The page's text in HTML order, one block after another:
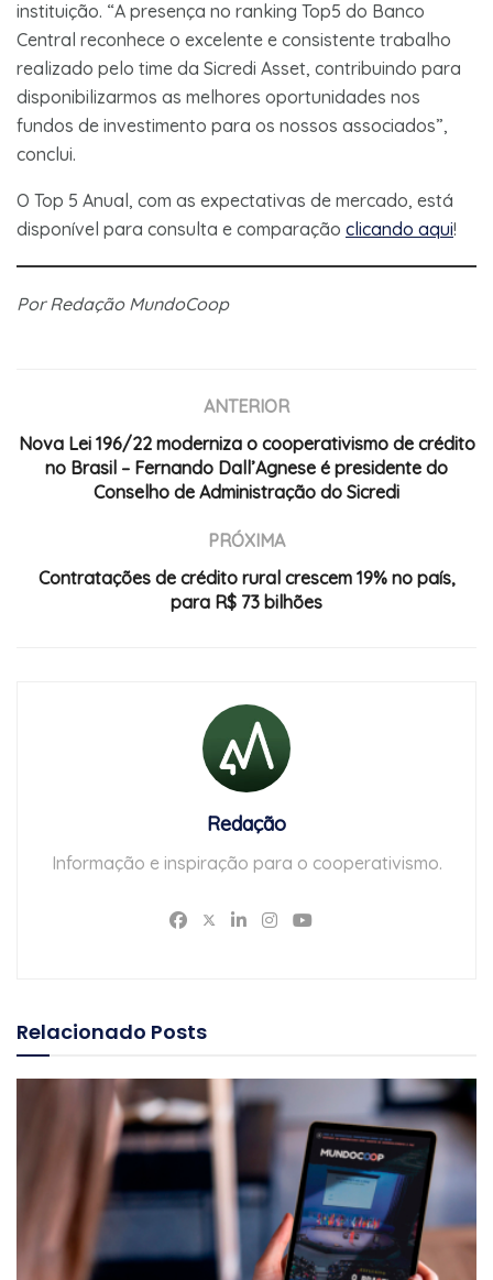
instituição. “A presença no ranking Top5 do Banco
Central reconhece o excelente e consistente trabalho
realizado pelo time da Sicredi Asset, contribuindo para
disponibilizarmos as melhores oportunidades nos
fundos de investimento para os nossos associados”,
conclui.
O Top 5 Anual, com as expectativas de mercado, está
disponível para consulta e comparação clicando aqui!
Por Redação MundoCoop
ANTERIOR
Nova Lei 196/22 moderniza o cooperativismo de crédito
no Brasil – Fernando Dall’Agnese é presidente do
Conselho de Administração do Sicredi
PRÓXIMA
Contratações de crédito rural crescem 19% no país,
para R$ 73 bilhões
Redação
Informação e inspiração para o cooperativismo.
Relacionado Posts